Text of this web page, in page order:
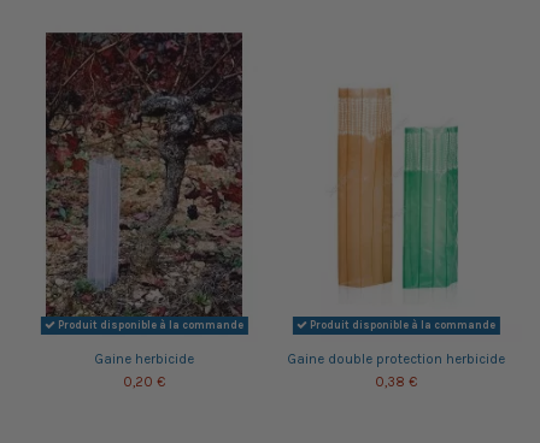
Produit disponible à la commande
Gaine herbicide
0,20 €
Produit disponible à la commande
Gaine double protection herbicide
0,38 €